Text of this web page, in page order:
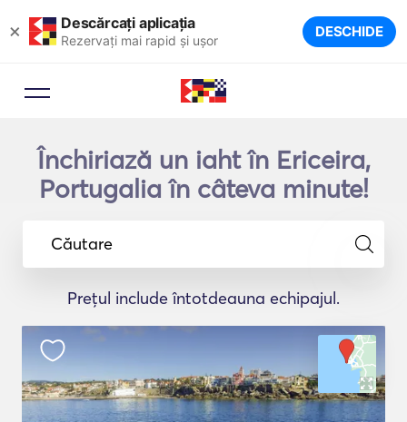
× Descărcați aplicația
Rezervați mai rapid și ușor DESCHIDE
Închiriază un iaht în Ericeira,
Portugalia în câteva minute!
Căutare
Prețul include întotdeauna echipajul.